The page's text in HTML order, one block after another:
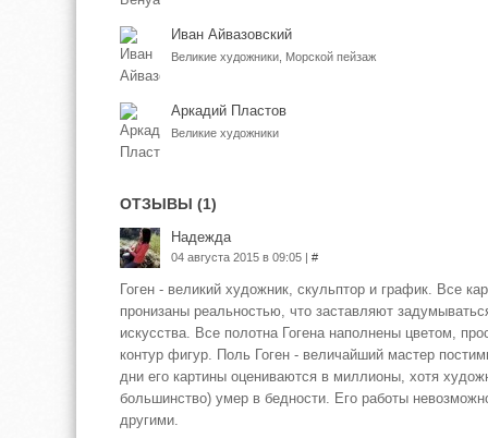
Иван Айвазовский
Великие художники, Морской пейзаж
Аркадий Пластов
Великие художники
ОТЗЫВЫ (1)
Надежда
04 августа 2015 в 09:05 | #
Гоген - великий художник, скульптор и график. Все
пронизаны реальностью, что заставляют
искусства. Все полотна Гогена наполнены цветом,
контур фигур. Поль Гоген - величайший мастер
дни его картины оцениваются в миллионы, хотя
большинство) умер в бедности. Его работы
другими.